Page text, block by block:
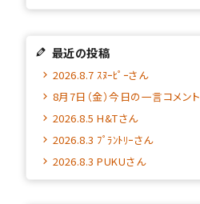
最近の投稿
2026.8.7 ｽﾇｰﾋﾟｰさん
8月7日（金）今日の一言コメント
2026.8.5 H&Tさん
2026.8.3 ﾌﾟﾗﾝﾄﾘｰさん
2026.8.3 PUKUさん